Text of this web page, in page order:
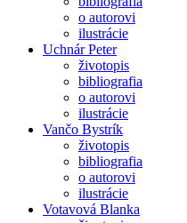
o autorovi
ilustrácie
Uchnár Peter
životopis
bibliografia
o autorovi
ilustrácie
Vančo Bystrík
životopis
bibliografia
o autorovi
ilustrácie
Votavová Blanka